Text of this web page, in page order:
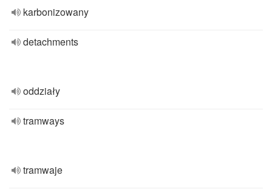
karbonizowany
detachments
oddziały
tramways
tramwaje